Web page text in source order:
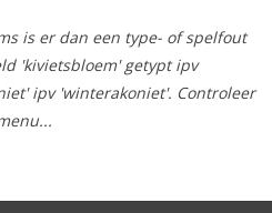
is er dan een type- of spelfout
'kivietsbloem' getypt ipv
ipv 'winterakoniet'. Controleer